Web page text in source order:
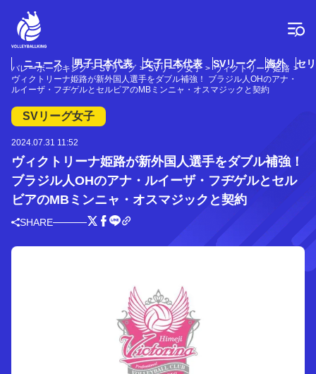
ニュース 男子日本代表 女子日本代表 SVリーグ 海外 セ
バレーボールキング SVリーグ SVリーグ女子
ヴィクトリーナ姫路
ヴィクトリーナ姫路が新外国人選手をダブル補強！ ブラジル人OHのアナ・
ルイーザ・フヂゲルとセルビアのMBミンニャ・オスマジックと契約
SVリーグ女子
2024.07.31 11:52
ヴィクトリーナ姫路が新外国人選手をダブル補強！
ブラジル人OHのアナ・ルイーザ・フヂゲルとセル
ビアのMBミンニャ・オスマジックと契約
SHARE